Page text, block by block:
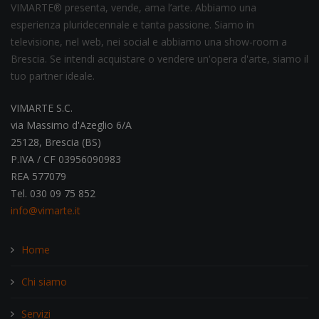
VIMARTE® presenta, vende, ama l’arte. Abbiamo una
esperienza pluridecennale e tanta passione. Siamo in
televisione, nel web, nei social e abbiamo una show-room a
Brescia. Se intendi acquistare o vendere un'opera d'arte, siamo il
tuo partner ideale.
VIMARTE S.C.
via Massimo d'Azeglio 6/A
25128, Brescia (BS)
P.IVA / CF 03956090983
REA 577079
Tel. 030 09 75 852
info@vimarte.it
Home
Chi siamo
Servizi